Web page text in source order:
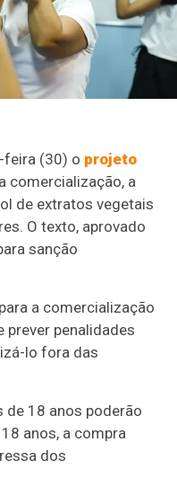
feira (30) o projeto
comercialização, a
de extratos vegetais
O texto, aprovado
sanção
a comercialização
prever penalidades
lo fora das
de 18 anos poderão
anos, a compra
dos